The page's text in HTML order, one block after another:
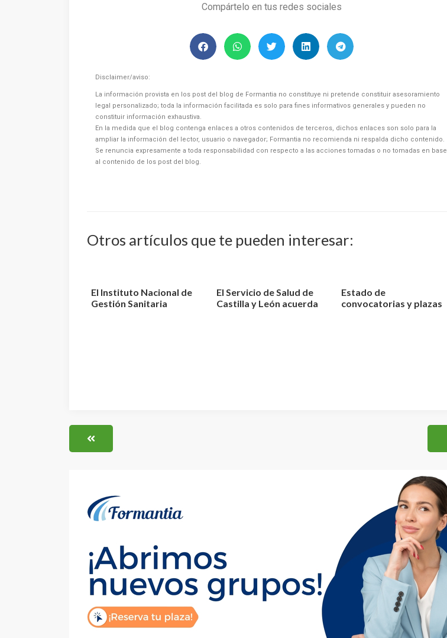
Compártelo en tus redes sociales
Disclaimer/aviso:
La información provista en los post del blog de Formantia no constituye ni pretende constituir asesoramiento
legal personalizado; toda la información facilitada es solo para fines informativos generales y pueden no
constituir información exhaustiva.
En la medida que el blog contenga enlaces a otros contenidos de terceros, dichos enlaces son solo para la
ampliar la información del lector, usuario o navegador; Formantia no recomienda ni respalda dicho contenido.
Se renuncia expresamente a toda responsabilidad con respecto a las acciones tomadas o no tomadas en base
al contenido de los post del blog.
Otros artículos que te pueden interesar:
El Instituto Nacional de
Gestión Sanitaria
El Servicio de Salud de
Castilla y León acuerda
Estado de
convocatorias y plazas